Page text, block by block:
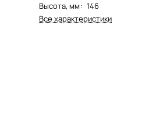
Высота, мм: 146
Все характеристики